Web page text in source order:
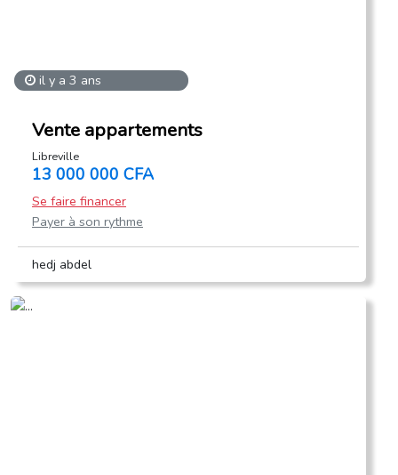
il y a 3 ans
Vente appartements
Libreville
13 000 000 CFA
Se faire financer
Payer à son rythme
hedj abdel